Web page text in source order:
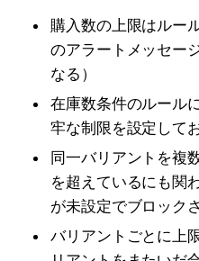
購入数の上限はルー
のアラートメッセー
なる）
在庫数条件のルール
牢な制限を設定して
同一バリアントを複
を超えているにも関
が未設定でブロック
バリアントごとに上